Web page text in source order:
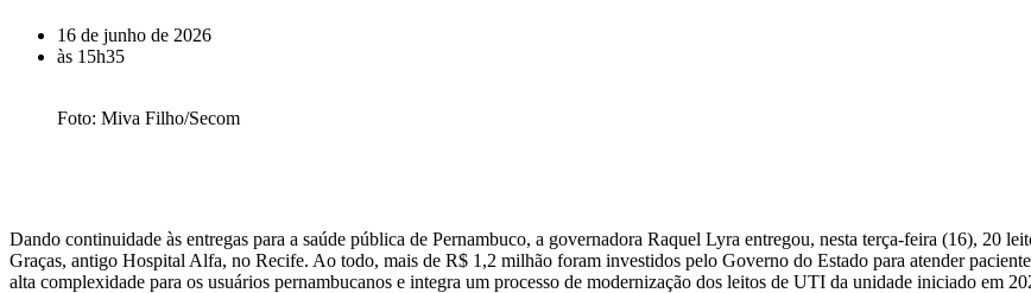
16 de junho de 2026
às 15h35
Foto: Miva Filho/Secom
Dando continuidade às entregas para a saúde pública de Pernambuco, a governadora Raquel Lyra entregou, nesta terça-feira (16), 20
Graças, antigo Hospital Alfa, no Recife. Ao todo, mais de R$ 1,2 milhão foram investidos pelo Governo do Estado para atender
alta complexidade para os usuários pernambucanos e integra um processo de modernização dos leitos de UTI da unidade iniciado em